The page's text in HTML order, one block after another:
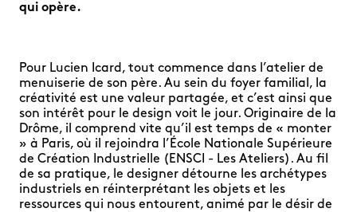
qui opère.
Pour Lucien Icard, tout commence dans l’atelier de
menuiserie de son père. Au sein du foyer familial, la
créativité est une valeur partagée, et c’est ainsi que
son intérêt pour le design voit le jour. Originaire de la
Drôme, il comprend vite qu’il est temps de « monter
» à Paris, où il rejoindra l’École Nationale Supérieure
de Création Industrielle (ENSCI - Les Ateliers). Au fil
de sa pratique, le designer détourne les archétypes
industriels en réinterprétant les objets et les
ressources qui nous entourent, animé par le désir de